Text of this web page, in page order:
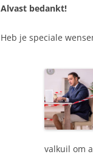
Alvast bedankt!
Heb je speciale
valkuil om